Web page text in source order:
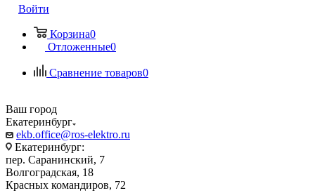
Войти
Корзина0
Отложенные0
Сравнение товаров0
Ваш город
Екатеринбург
ekb.office@ros-elektro.ru
Екатеринбург:
пер. Саранинский, 7
Волгоградская, 18
Красных командиров, 72